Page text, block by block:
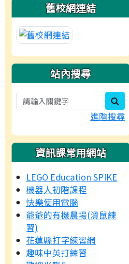
舊校網連結
站內搜尋
進階搜尋
資訊課常用網站
LEGO Education SPIKE
機器人初階課程
快樂使用電腦
爺爺的有機農場(滑鼠練
習)
花蓮縣打字練習網
趣味中英打練習